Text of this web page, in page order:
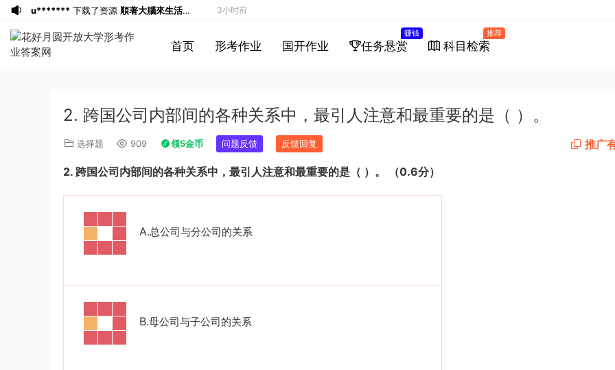
首页 形考作业 国开作业 任务悬赏
赚钱
科目检索
推荐
2. 跨国公司内部间的各种关系中，最引人注意和最重要的是（ ）。
选择题 909 领5金币 问题反馈 反馈回复
推广
2. 跨国公司内部间的各种关系中，最引人注意和最重要的是（ ）。 （0.6分）
A.总公司与分公司的关系
B.母公司与子公司的关系
u******* 下载了资源 順著大腦來生活：
從起床到就寢，用大腦喜歡的模式，活出
創意、健康與生產力的最高生活法
3小时前
u*******购买了资源順著大腦來生活：
從起床到就寢，用大腦喜歡的模式，活出
a******* 3小时前
u*******签到打卡，获得1元奖励 4小时前
4小时前
联考《行测》真题答案及解析（河南卷）
5小时前
u*******登录了本站 9分钟前
下载了资源2019年420联考《行
23分钟前
投稿收入增加60块钱 1小时前
签到打卡，获得1元奖励
《行测》真题(下半年）答案及解析
下载了资源順著大腦來生活：
3小时前